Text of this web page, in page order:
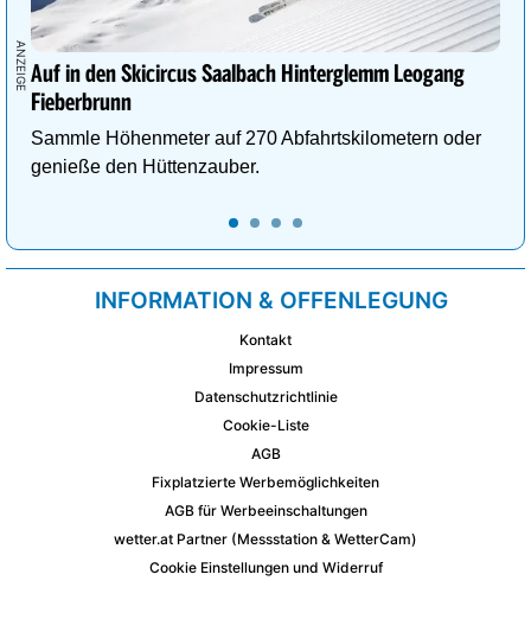
Auf in den Skicircus Saalbach Hinterglemm Leogang
Fieberbrunn
Sammle Höhenmeter auf 270 Abfahrtskilometern oder
genieße den Hüttenzauber.
INFORMATION & OFFENLEGUNG
Kontakt
Impressum
Datenschutzrichtlinie
Cookie-Liste
AGB
Fixplatzierte Werbemöglichkeiten
AGB für Werbeeinschaltungen
wetter.at Partner (Messstation & WetterCam)
Cookie Einstellungen und Widerruf